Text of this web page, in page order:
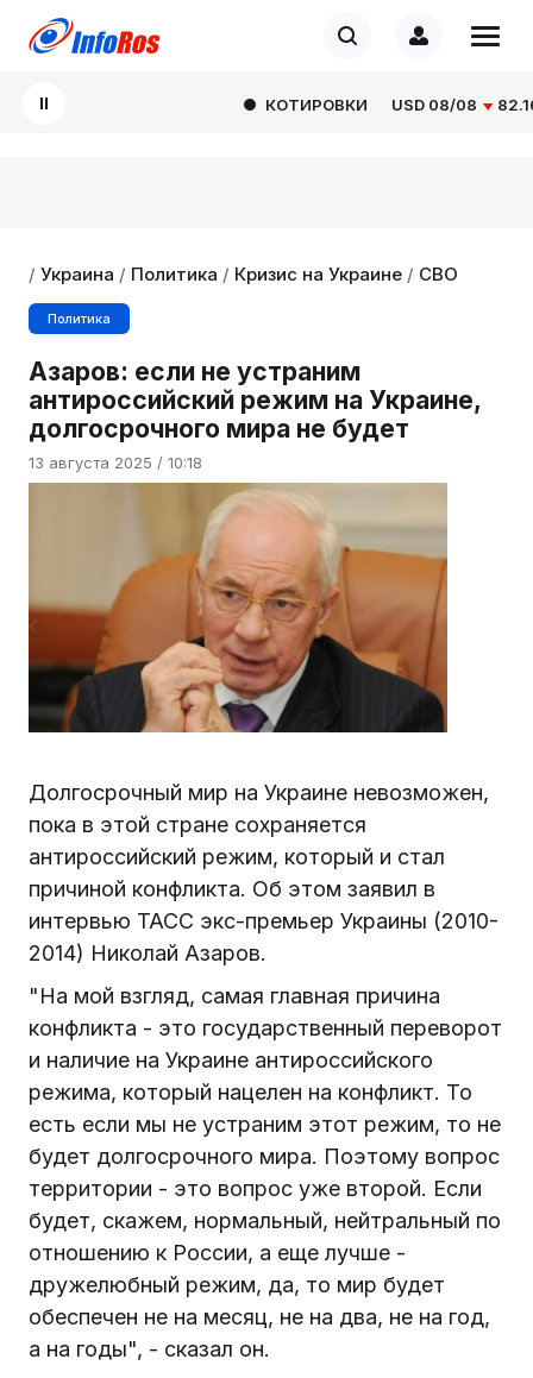
КОТИРОВКИ USD08/08 82.1665
/ Украина / Политика / Кризис на Украине / СВО
Политика
Азаров: если не устраним
антироссийский режим на Украине,
долгосрочного мира не будет
13 августа 2025 / 10:18
Долгосрочный мир на Украине невозможен,
пока в этой стране сохраняется
антироссийский режим, который и стал
причиной конфликта. Об этом заявил в
интервью ТАСС экс-премьер Украины (2010-
2014) Николай Азаров.
"На мой взгляд, самая главная причина
конфликта - это государственный переворот
и наличие на Украине антироссийского
режима, который нацелен на конфликт. То
есть если мы не устраним этот режим, то не
будет долгосрочного мира. Поэтому вопрос
территории - это вопрос уже второй. Если
будет, скажем, нормальный, нейтральный по
отношению к России, а еще лучше -
дружелюбный режим, да, то мир будет
обеспечен не на месяц, не на два, не на год,
а на годы", - сказал он.